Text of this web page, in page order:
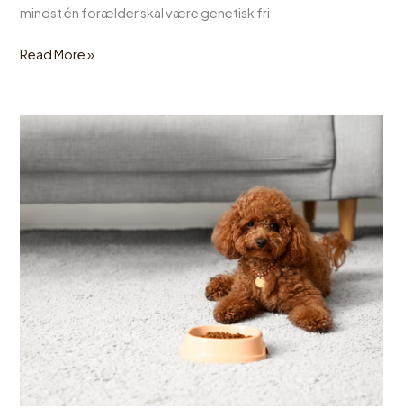
mindst én forælder skal være genetisk fri
Read More »
Toy
Puddel